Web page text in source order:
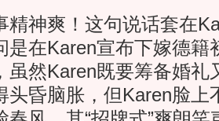
神爽！这句说话套在
是在Karen宣布下嫁德籍
虽然Karen既要筹备婚礼
头昏脑胀，但Karen脸上